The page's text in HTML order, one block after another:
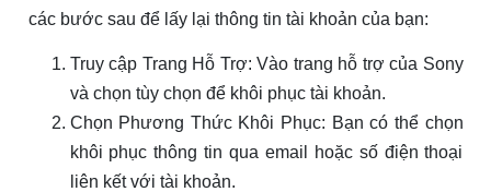
các bước sau để lấy lại thông tin tài khoản của bạn:
Truy cập Trang Hỗ Trợ: Vào trang hỗ trợ của Sony
và chọn tùy chọn để khôi phục tài khoản.
Chọn Phương Thức Khôi Phục: Bạn có thể chọn
khôi phục thông tin qua email hoặc số điện thoại
liên kết với tài khoản.